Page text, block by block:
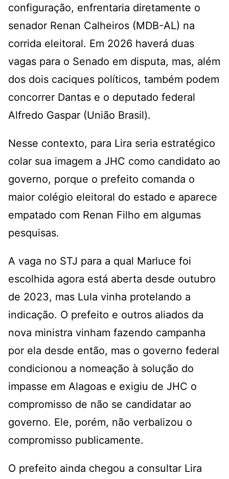
configuração, enfrentaria diretamente o
senador Renan Calheiros (MDB-AL) na
corrida eleitoral. Em 2026 haverá duas
vagas para o Senado em disputa, mas, além
dos dois caciques políticos, também podem
concorrer Dantas e o deputado federal
Alfredo Gaspar (União Brasil).
Nesse contexto, para Lira seria estratégico
colar sua imagem a JHC como candidato ao
governo, porque o prefeito comanda o
maior colégio eleitoral do estado e aparece
empatado com Renan Filho em algumas
pesquisas.
A vaga no STJ para a qual Marluce foi
escolhida agora está aberta desde outubro
de 2023, mas Lula vinha protelando a
indicação. O prefeito e outros aliados da
nova ministra vinham fazendo campanha
por ela desde então, mas o governo federal
condicionou a nomeação à solução do
impasse em Alagoas e exigiu de JHC o
compromisso de não se candidatar ao
governo. Ele, porém, não verbalizou o
compromisso publicamente.
O prefeito ainda chegou a consultar Lira